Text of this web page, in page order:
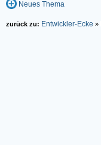
Neues Thema
zurück zu: Entwickler-Ecke »